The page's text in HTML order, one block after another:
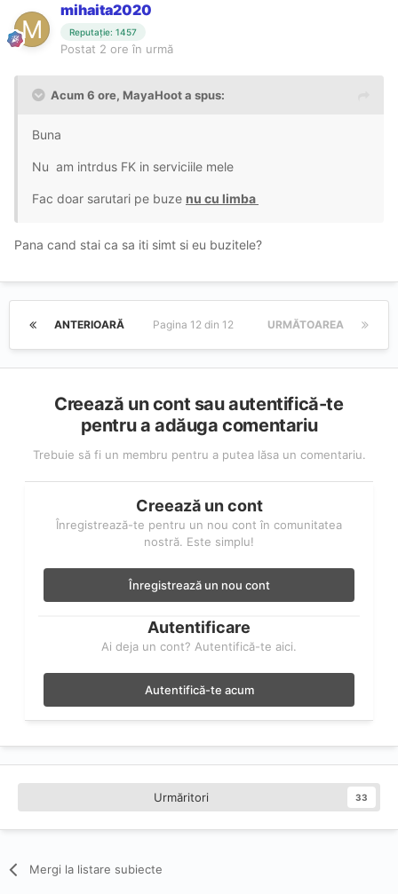
mihaita2020
Reputație: 1457
Postat 2 ore în urmă
Acum 6 ore, MayaHoota spus:
Buna
Nu am intrdus FK in serviciile mele
Fac doar sarutari pe buze nu cu limba
Pana cand stai ca sa iti simt si eu buzitele?
ANTERIOARĂ URMĂTOAREA
Pagina 12 din 12
Creează un cont sau autentifică-te
pentru a adăuga comentariu
Trebuie să fi un membru pentru a putea lăsa un comentariu.
Creează un cont
Înregistrează-te pentru un nou cont în comunitatea
nostră. Este simplu!
Înregistrează un nou cont
Autentificare
Ai deja un cont? Autentifică-te aici.
Autentifică-te acum
Urmăritori 33
Mergi la listare subiecte